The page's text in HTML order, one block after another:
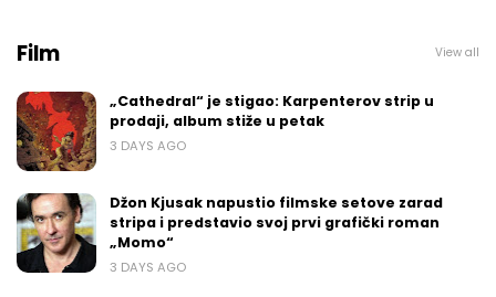
Film View all
„Cathedral“ je stigao: Karpenterov strip u
prodaji, album stiže u petak
3 DAYS AGO
Džon Kjusak napustio filmske setove zarad
stripa i predstavio svoj prvi grafički roman
„Momo“
3 DAYS AGO